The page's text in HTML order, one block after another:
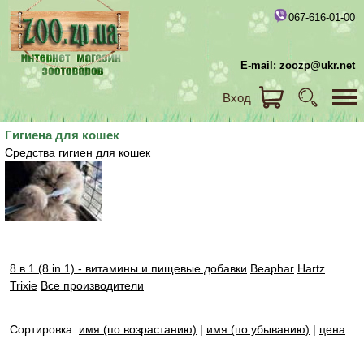
067-616-01-00
E-mail: zoozp@ukr.net
Вход
Гигиена для кошек
Средства гигиен для кошек
8 в 1 (8 in 1) - витамины и пищевые добавки Beaphar Hartz
Trixie Все производители
Сортировка: имя (по возрастанию) | имя (по убыванию) | цена